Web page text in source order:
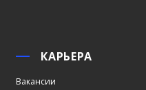
КАРЬЕРА
Вакансии